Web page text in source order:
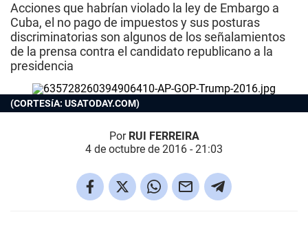
Acciones que habrían violado la ley de Embargo a
Cuba, el no pago de impuestos y sus posturas
discriminatorias son algunos de los señalamientos
de la prensa contra el candidato republicano a la
presidencia
(CORTESíA: USATODAY.COM)
Por RUI FERREIRA
4 de octubre de 2016 - 21:03